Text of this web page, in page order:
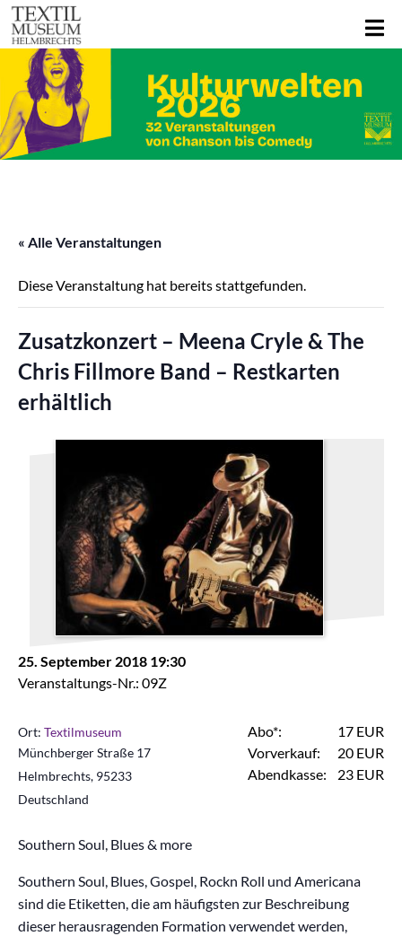
« Alle Veranstaltungen
Diese Veranstaltung hat bereits stattgefunden.
Zusatzkonzert – Meena Cryle & The
Chris Fillmore Band – Restkarten
erhältlich
25. September 2018 19:30
Veranstaltungs-Nr.: 09Z
Ort: Textilmuseum
Münchberger Straße 17
Helmbrechts, 95233
Deutschland
Abo*:
17 EUR
Vorverkauf:
20 EUR
Abendkasse:
23 EUR
Southern Soul, Blues & more
Southern Soul, Blues, Gospel, Rockn Roll und Americana
sind die Etiketten, die am häufigsten zur Beschreibung
dieser herausragenden Formation verwendet werden,